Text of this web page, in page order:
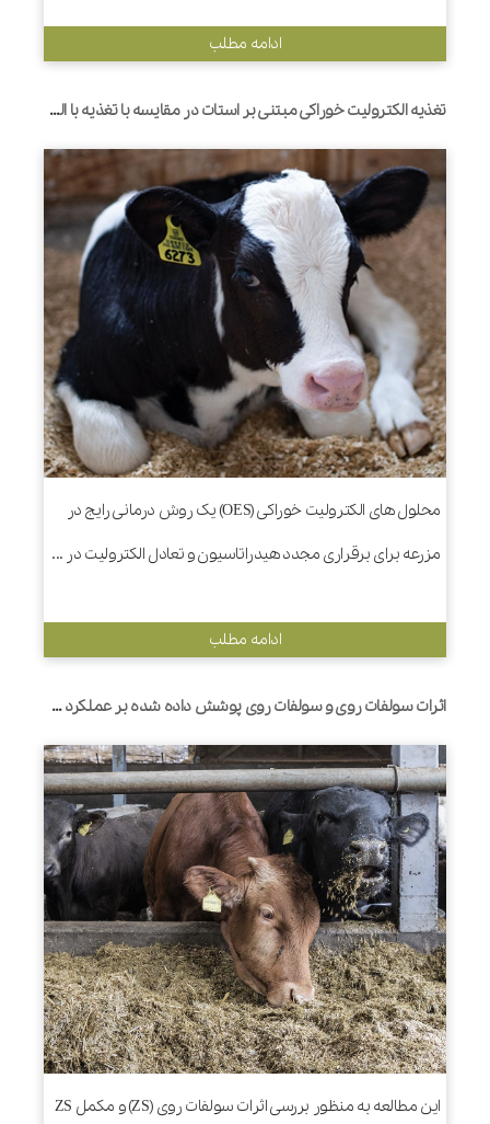
ادامه مطلب
تغذیه الکترولیت خوراکی مبتنی بر استات در مقایسه با تغذیه با الکترولیت خوراکی مبتنی بر بیکربنات، پتانسیل رشد باکتری اشرشیاکلی را در شیردان گوساله‌هایی که تنها با الکترولیت‌های خوراکی تغذیه می‌شوند، کاهش می‌دهد
محلول های الکترولیت خوراکی (OES) یک روش درمانی رایج در
مزرعه برای برقراری مجدد هیدراتاسیون و تعادل الکترولیت در ...
ادامه مطلب
اثرات سولفات روی و سولفات روی پوشش داده شده بر عملکرد شیردهی، هضم مواد مغذی و تخمیر شکمبه گاوهای شیری هلشتاین
این مطالعه به منظور بررسی اثرات سولفات روی (ZS) و مکمل ZS